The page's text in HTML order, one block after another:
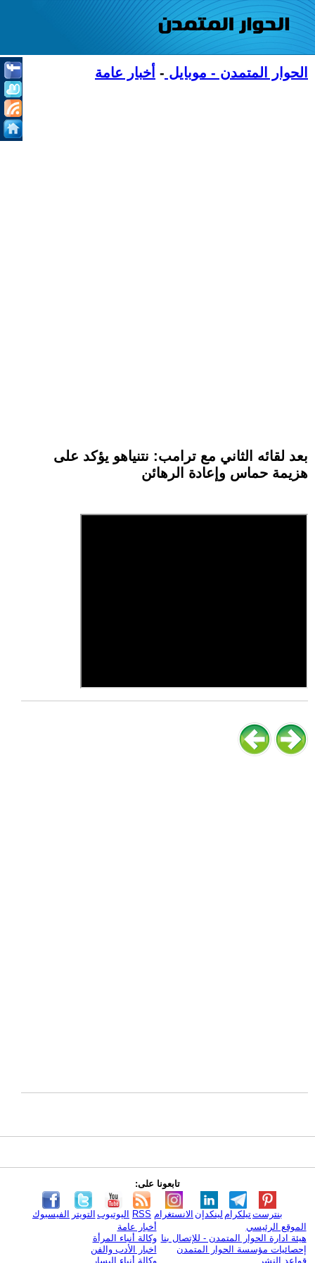
الحوار المتمدن - موبايل - أخبار عامة
بعد لقائه الثاني مع ترامب: نتنياهو يؤكد على
هزيمة حماس وإعادة الرهائن
تابعونا على:
الفيسبوك التويتر اليوتيوب RSS الانستغرام لينكدإن تيلكرامبنترست
الموقع الرئيسي
هيئة ادارة الحوار المتمدن - للإتصال بنا
إحصائيات مؤسسة الحوار المتمدن
قواعد النشر
أخبار عامة
وكالة أنباء المرأة
اخبار الأدب والفن
وكالة أنباء اليسار